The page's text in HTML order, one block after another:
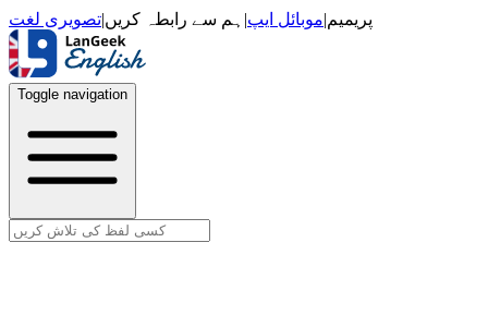
پریمیم|موبائل ایپ| ہم سے رابطہ کریں|تصویری لغت
Toggle navigation